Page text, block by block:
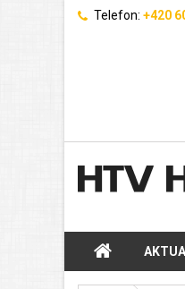
Telefon: +420